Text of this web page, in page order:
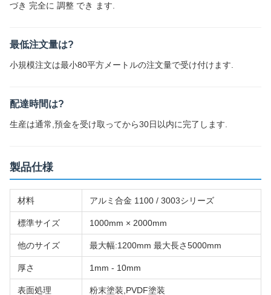
づき 完全に 調整 でき ます.
最低注文量は?
小規模注文は最小80平方メートルの注文量で受け付けます.
配達時間は?
生産は通常,預金を受け取ってから30日以内に完了します.
製品仕様
材料 アルミ合金 1100 / 3003シリーズ
標準サイズ 1000mm × 2000mm
他のサイズ 最大幅:1200mm 最大長さ5000mm
厚さ 1mm - 10mm
表面処理 粉末塗装,PVDF塗装